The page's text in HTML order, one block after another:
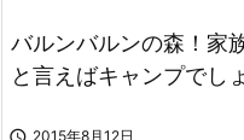
バルンバルンの森！家
と言えばキャンプでしょ
 2015年8月12日